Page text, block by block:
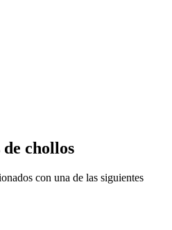
chollos
con una de las siguientes